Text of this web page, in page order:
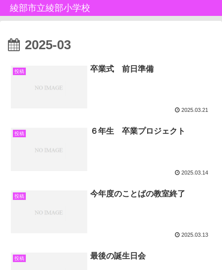
綾部市立綾部小学校
2025-03
投稿 卒業式 前日準備
2025.03.21
投稿 ６年生 卒業プロジェクト
2025.03.14
投稿 今年度のことばの教室終了
2025.03.13
投稿 最後の誕生日会